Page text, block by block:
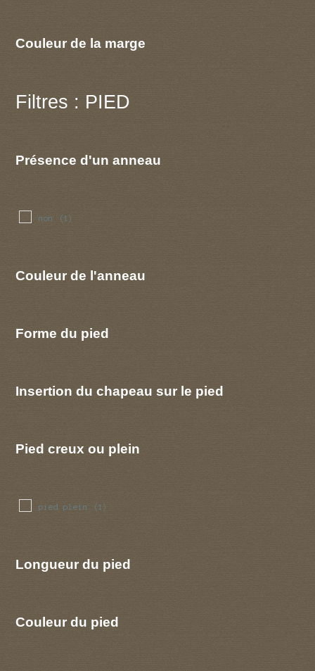
Couleur de la marge
Filtres : PIED
Présence d'un anneau
non (1)
Couleur de l'anneau
Forme du pied
Insertion du chapeau sur le pied
Pied creux ou plein
pied plein (1)
Longueur du pied
Couleur du pied